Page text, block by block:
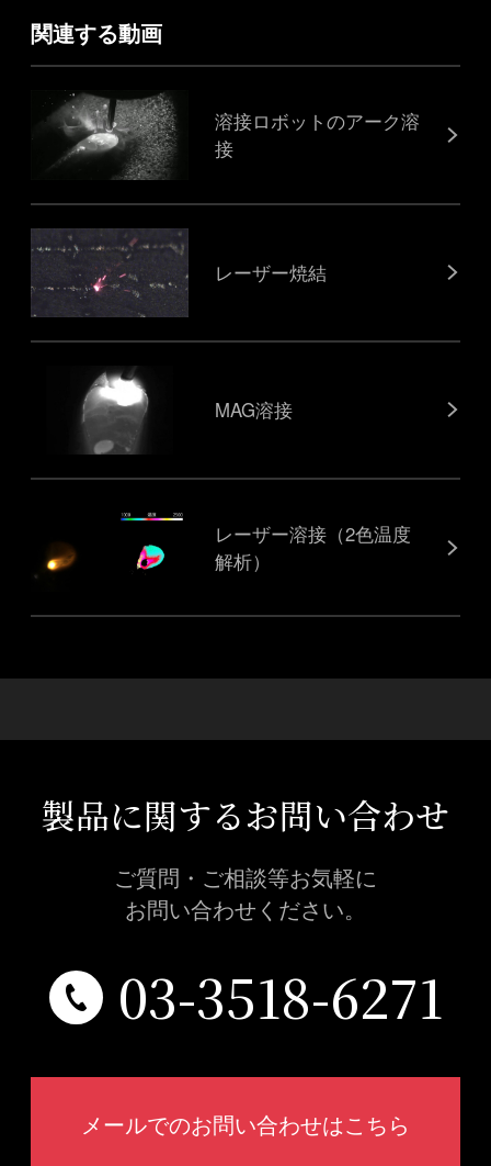
関連する動画
溶接ロボットのアーク溶
接
レーザー焼結
MAG溶接
レーザー溶接（2色温度
解析）
製品に関するお問い合わせ
ご質問・ご相談等お気軽に
お問い合わせください。
03-3518-6271
メールでのお問い合わせはこちら